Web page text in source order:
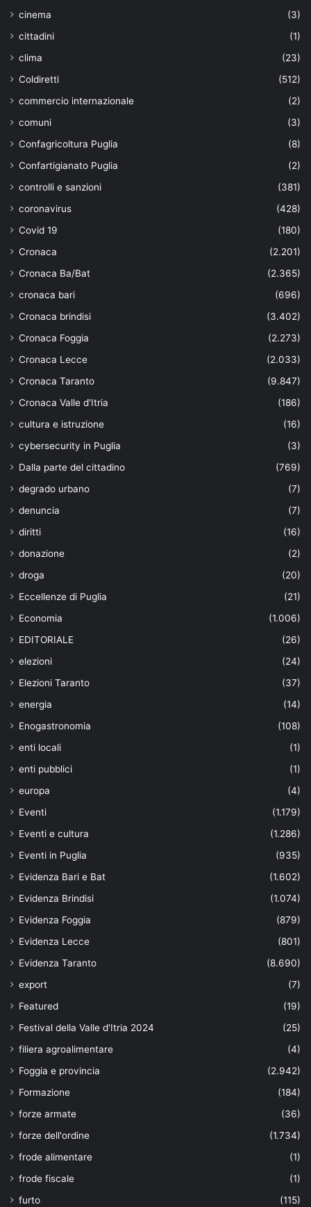
cinema
(3)
cittadini
(1)
clima
(23)
Coldiretti
(512)
commercio internazionale
(2)
comuni
(3)
Confagricoltura Puglia
(8)
Confartigianato Puglia
(2)
controlli e sanzioni
(381)
coronavirus
(428)
Covid 19
(180)
Cronaca
(2.201)
Cronaca Ba/Bat
(2.365)
cronaca bari
(696)
Cronaca brindisi
(3.402)
Cronaca Foggia
(2.273)
Cronaca Lecce
(2.033)
Cronaca Taranto
(9.847)
Cronaca Valle d'Itria
(186)
cultura e istruzione
(16)
cybersecurity in Puglia
(3)
Dalla parte del cittadino
(769)
degrado urbano
(7)
denuncia
(7)
diritti
(16)
donazione
(2)
droga
(20)
Eccellenze di Puglia
(21)
Economia
(1.006)
EDITORIALE
(26)
elezioni
(24)
Elezioni Taranto
(37)
energia
(14)
Enogastronomia
(108)
enti locali
(1)
enti pubblici
(1)
europa
(4)
Eventi
(1.179)
Eventi e cultura
(1.286)
Eventi in Puglia
(935)
Evidenza Bari e Bat
(1.602)
Evidenza Brindisi
(1.074)
Evidenza Foggia
(879)
Evidenza Lecce
(801)
Evidenza Taranto
(8.690)
export
(7)
Featured
(19)
Festival della Valle d'Itria 2024
(25)
filiera agroalimentare
(4)
Foggia e provincia
(2.942)
Formazione
(184)
forze armate
(36)
forze dell'ordine
(1.734)
frode alimentare
(1)
frode fiscale
(1)
furto
(115)